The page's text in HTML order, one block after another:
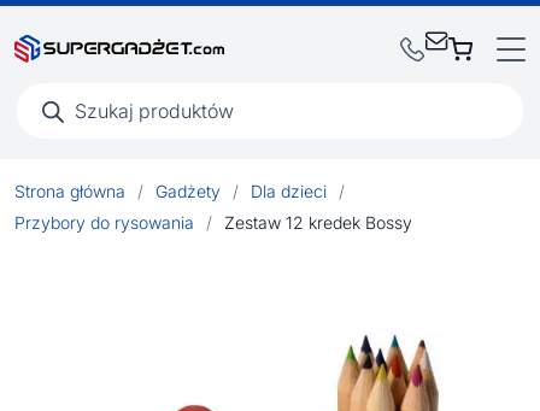
produktów
Strona główna / Gadżety / Dla dzieci
/
Przybory do rysowania
/ Zestaw 12 kredek Bossy